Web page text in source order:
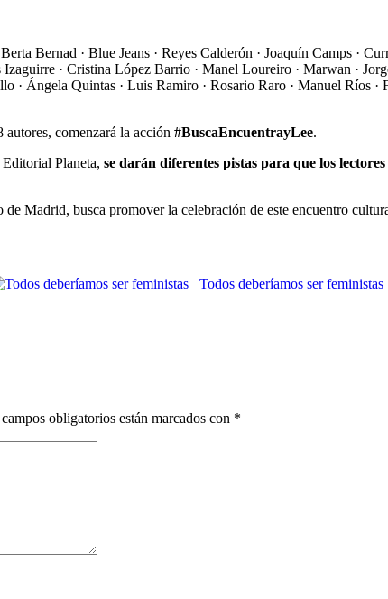
Bernad · Blue Jeans · Reyes Calderón · Joaquín Camps ·
· Cristina López Barrio · Manel Loureiro · Marwan ·
· Ángela Quintas · Luis Ramiro · Rosario Raro · Manuel Ríos
comenzará la acción #BuscaEncuentrayLee.
Editorial Planeta, se darán diferentes pistas para que los
Madrid, busca promover la celebración de este encuentro
Todos deberíamos ser feministas
obligatorios están marcados con *